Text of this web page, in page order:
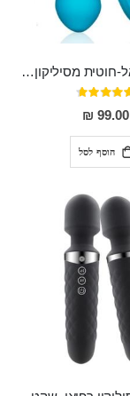
ביצת רטט אל-חוטית מסיליקון רפואי בגודל של 8 ס"מ ורוחב 3 ס"מ בעלת 20 מהירויות שונות "ENKI"
דירוג:
93%
99.00 ₪
הוסף לסל